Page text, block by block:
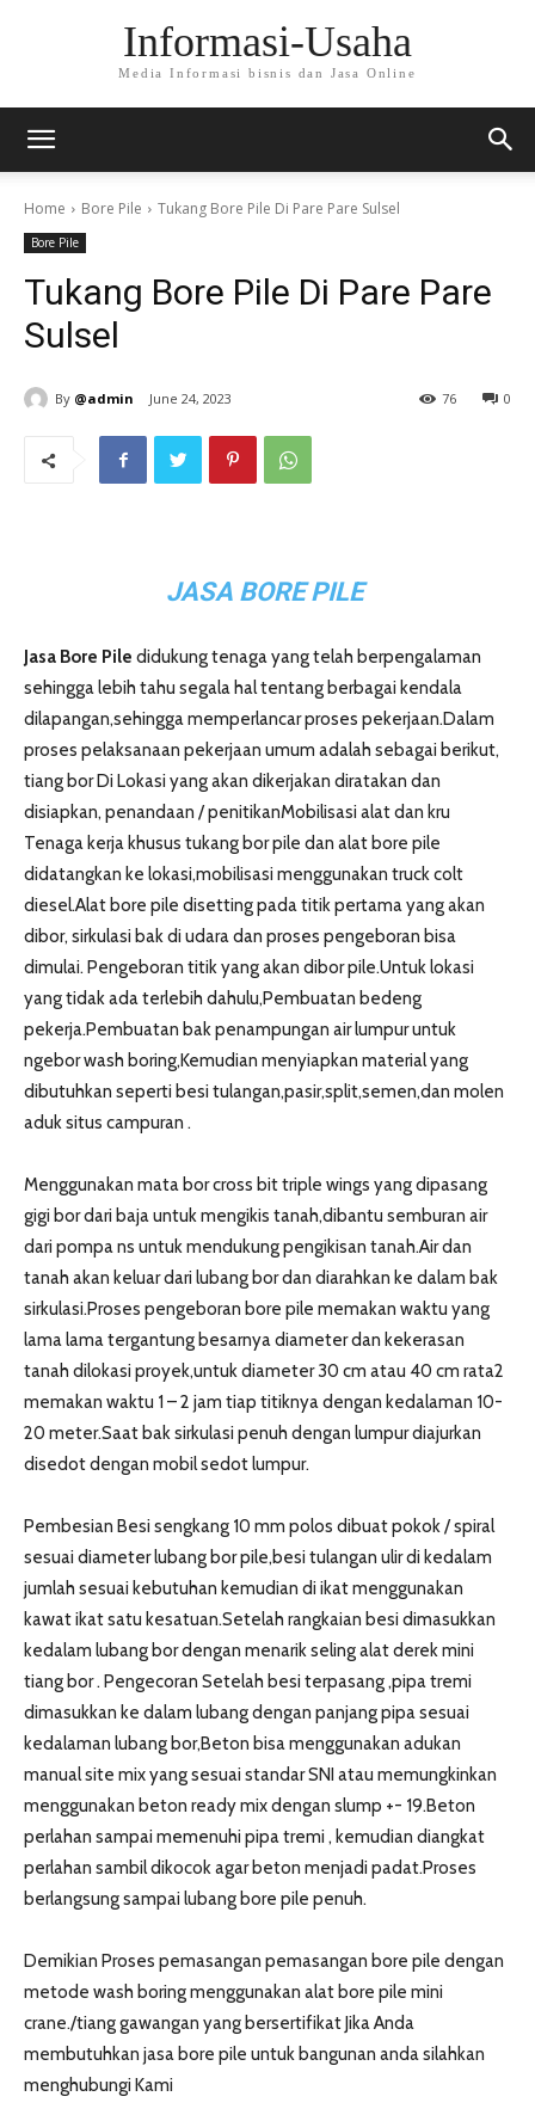
Informasi-Usaha
Media Informasi bisnis dan Jasa Online
Home Bore Pile Tukang Bore Pile Di Pare Pare Sulsel
Bore Pile
Tukang Bore Pile Di Pare Pare
Sulsel
By @admin June 24, 2023 0
76
JASA BORE PILE
Jasa Bore Pile didukung tenaga yang telah berpengalaman
sehingga lebih tahu segala hal tentang berbagai kendala
dilapangan,sehingga memperlancar proses pekerjaan.Dalam
proses pelaksanaan pekerjaan umum adalah sebagai berikut,
tiang bor Di Lokasi yang akan dikerjakan diratakan dan
disiapkan, penandaan / penitikanMobilisasi alat dan kru
Tenaga kerja khusus tukang bor pile dan alat bore pile
didatangkan ke lokasi,mobilisasi menggunakan truck colt
diesel.Alat bore pile disetting pada titik pertama yang akan
dibor, sirkulasi bak di udara dan proses pengeboran bisa
dimulai. Pengeboran titik yang akan dibor pile.Untuk lokasi
yang tidak ada terlebih dahulu,Pembuatan bedeng
pekerja.Pembuatan bak penampungan air lumpur untuk
ngebor wash boring,Kemudian menyiapkan material yang
dibutuhkan seperti besi tulangan,pasir,split,semen,dan molen
aduk situs campuran .
Menggunakan mata bor cross bit triple wings yang dipasang
gigi bor dari baja untuk mengikis tanah,dibantu semburan air
dari pompa ns untuk mendukung pengikisan tanah.Air dan
tanah akan keluar dari lubang bor dan diarahkan ke dalam bak
sirkulasi.Proses pengeboran bore pile memakan waktu yang
lama lama tergantung besarnya diameter dan kekerasan
tanah dilokasi proyek,untuk diameter 30 cm atau 40 cm rata2
memakan waktu 1 – 2 jam tiap titiknya dengan kedalaman 10-
20 meter.Saat bak sirkulasi penuh dengan lumpur diajurkan
disedot dengan mobil sedot lumpur.
Pembesian Besi sengkang 10 mm polos dibuat pokok / spiral
sesuai diameter lubang bor pile,besi tulangan ulir di kedalam
jumlah sesuai kebutuhan kemudian di ikat menggunakan
kawat ikat satu kesatuan.Setelah rangkaian besi dimasukkan
kedalam lubang bor dengan menarik seling alat derek mini
tiang bor . Pengecoran Setelah besi terpasang ,pipa tremi
dimasukkan ke dalam lubang dengan panjang pipa sesuai
kedalaman lubang bor,Beton bisa menggunakan adukan
manual site mix yang sesuai standar SNI atau memungkinkan
menggunakan beton ready mix dengan slump +- 19.Beton
perlahan sampai memenuhi pipa tremi , kemudian diangkat
perlahan sambil dikocok agar beton menjadi padat.Proses
berlangsung sampai lubang bore pile penuh.
Demikian Proses pemasangan pemasangan bore pile dengan
metode wash boring menggunakan alat bore pile mini
crane./tiang gawangan yang bersertifikat Jika Anda
membutuhkan jasa bore pile untuk bangunan anda silahkan
menghubungi Kami